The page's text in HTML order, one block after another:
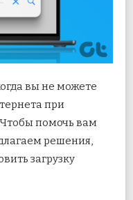
вы не можете
при
помочь вам
решения,
загрузку